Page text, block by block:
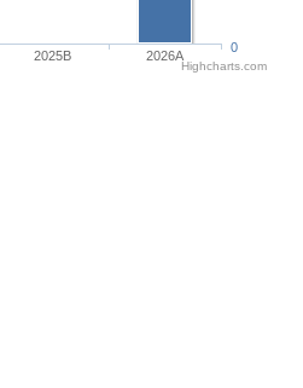
2025B 2026A
0
Highcharts.com